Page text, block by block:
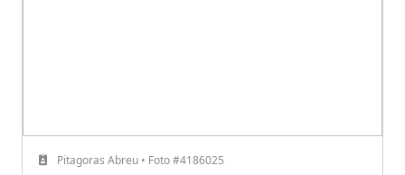
Pitagoras Abreu • Foto #4186025